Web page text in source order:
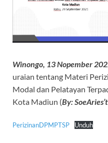
Winongo, 13 Nopember
uraian tentang Materi
Modal dan Pelatayan
Kota Madiun (By:
PerizinanDPMPTSP Unduh